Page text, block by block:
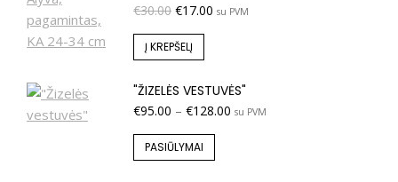
€30.00 €17.00 su PVM
Į KREPŠELĮ
"ŽIZELĖS VESTUVĖS"
€95.00 – €128.00 su PVM
PASIŪLYMAI